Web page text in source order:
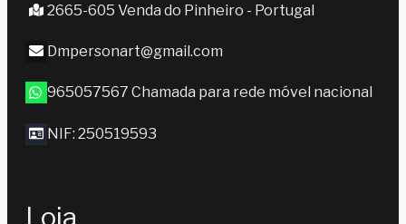
2665-605 Venda do Pinheiro - Portugal
Dmpersonart@gmail.com
965057567 Chamada para rede móvel nacional
NIF: 250519593
Loja